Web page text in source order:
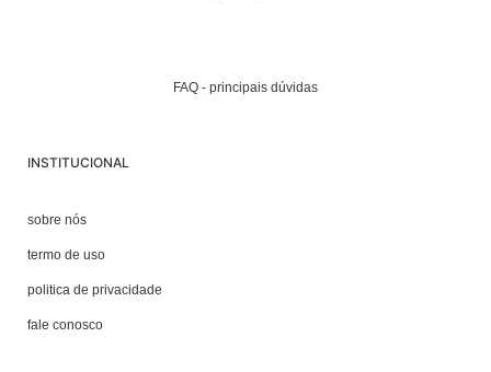
FAQ - principais dúvidas
INSTITUCIONAL
sobre nós
termo de uso
politica de privacidade
fale conosco